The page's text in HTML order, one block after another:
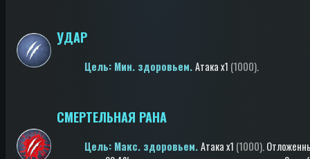
УДАР
Цель: Мин. здоровьем.Атакаx1 (1000).
СМЕРТЕЛЬНАЯ РАНА
Цель: Макс. здоровьем.Атакаx1 (1000).